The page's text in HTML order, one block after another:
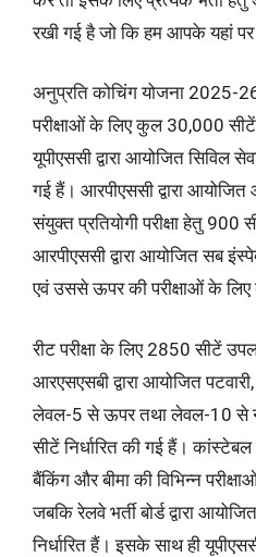
रखी गई है जो कि हम आपके यहां पर
अनुप्रति कोचिंग योजना 2025-26
परीक्षाओं के लिए कुल 30,000 सीटें
यूपीएससी द्वारा आयोजित सिविल
गई हैं। आरपीएससी द्वारा
संयुक्त प्रतियोगी परीक्षा हेतु 900
आरपीएससी द्वारा आयोजित सब
एवं उससे ऊपर की परीक्षाओं के
रीट परीक्षा के लिए 2850 सीटें
आरएसएसबी द्वारा आयोजित
लेवल-5 से ऊपर तथा लेवल-10 से
सीटें निर्धारित की गई हैं।
बैंकिंग और बीमा की विभिन्न
जबकि रेलवे भर्ती बोर्ड द्वारा
निर्धारित हैं। इसके साथ ही